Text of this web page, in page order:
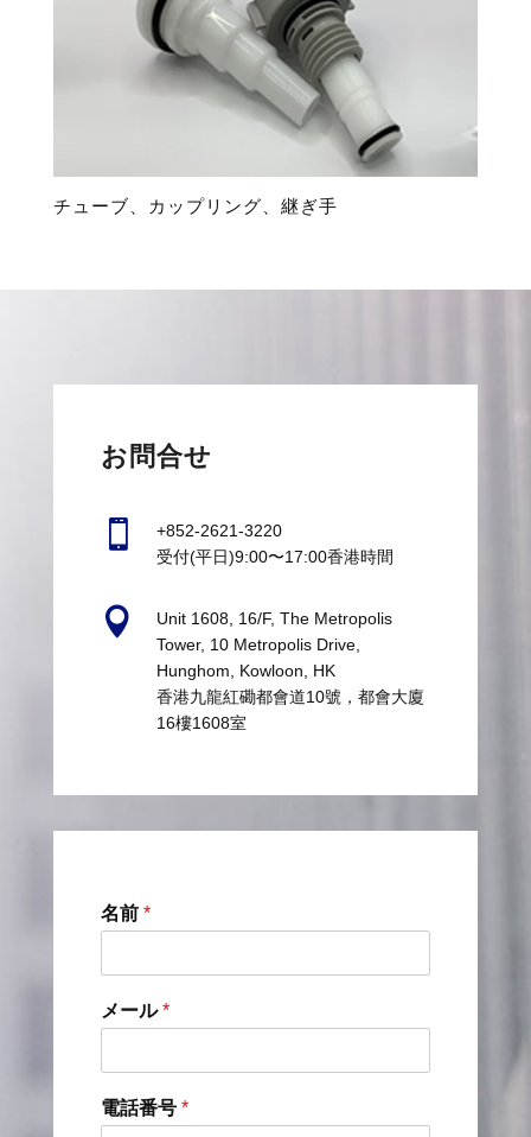
チューブ、カップリング、継ぎ手
お問合せ

+852-2621-3220
受付(平日)9:00〜17:00香港時間

Unit 1608, 16/F, The Metropolis
Tower, 10 Metropolis Drive,
Hunghom, Kowloon, HK
香港九龍紅磡都會道10號，都會大廈
16樓1608室
名前 *
メール*
電話番号 *